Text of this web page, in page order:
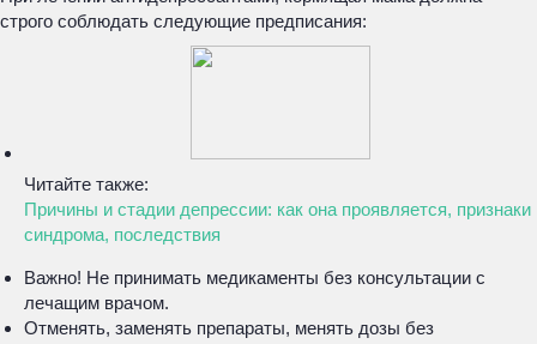
строго соблюдать следующие предписания:
Читайте также:
Причины и стадии депрессии: как она проявляется, признаки
синдрома, последствия
Важно! Не принимать медикаменты без консультации с
лечащим врачом.
Отменять, заменять препараты, менять дозы без